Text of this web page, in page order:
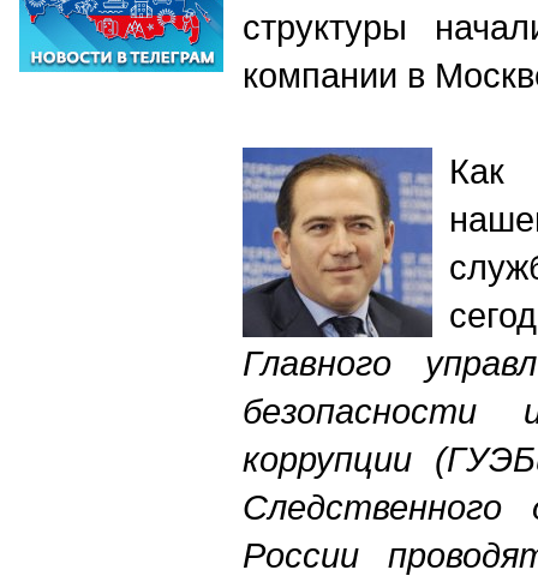
структуры
компании в
Как
Главного
безопасности
коррупции
России